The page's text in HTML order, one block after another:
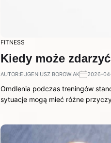
FITNESS
Kiedy może
AUTOR:EUGENIUSZ BOROWIAK 2026-
Omdlenia podczas treningów
sytuacje mogą mieć różne